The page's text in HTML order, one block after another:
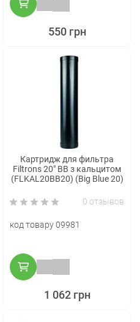
550 грн
Картридж для фильтра
Filtrons 20″ ВВ з кальцитом
(FLKAL20ВВ20) (Big Blue 20)
0 отзывов
код товару 09981
1 062 грн